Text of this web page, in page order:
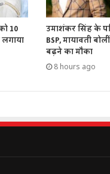
10 उमाशंकर सिंह के
BSP, मायावती
बढ़ने का मौका
8 hours ago